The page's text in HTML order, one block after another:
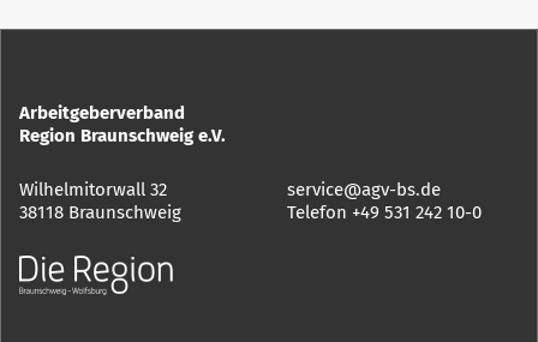
Arbeitgeberverband
Region Braunschweig e.V.
Wilhelmitorwall 32
38118 Braunschweig
service@agv-bs.de
Telefon +49 531 242 10-0